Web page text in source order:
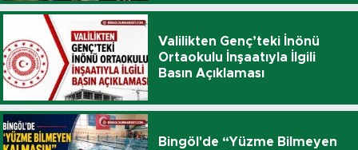
Valilikten Genç’teki İnönü
Ortaokulu İnşaatıyla İlgili
Basın Açıklaması
Bingöl'de “Yüzme Bilmeyen